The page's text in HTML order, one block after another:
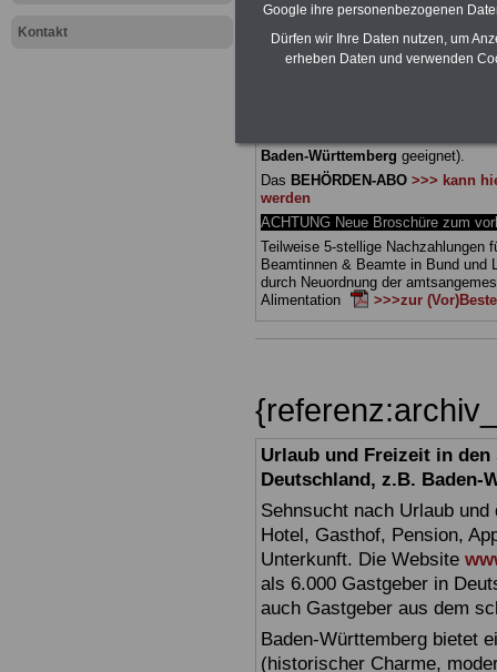
Kontakt
BEHÖRDEN-ABOmit 3 Ratgebern
25,00 Euro: Wissenswertes für
und Beamte, Beamten-
(Bund/Länder) sowie Beihilferecht
Baden-Württemberg geeignet).
Das BEHÖRDEN-ABO >>> kann
werden
ACHTUNG Neue Broschüre zum
Teilweise 5-stellige Nachzahlungen
Beamtinnen & Beamte in Bund und
durch Neuordnung der
Alimentation
>>>zur
Urlaub und Freizeit in
Deutschland, z.B. Baden-
Sehnsucht nach Urlaub
Hotel, Gasthof, Pension,
Unterkunft. Die Website
als 6.000 Gastgeber in
auch Gastgeber aus dem
Baden-Württemberg bietet
(historischer Charme,
Google ihre personenbezogenen
Dürfen wir Ihre Daten nutzen, um
erheben Daten und verwenden